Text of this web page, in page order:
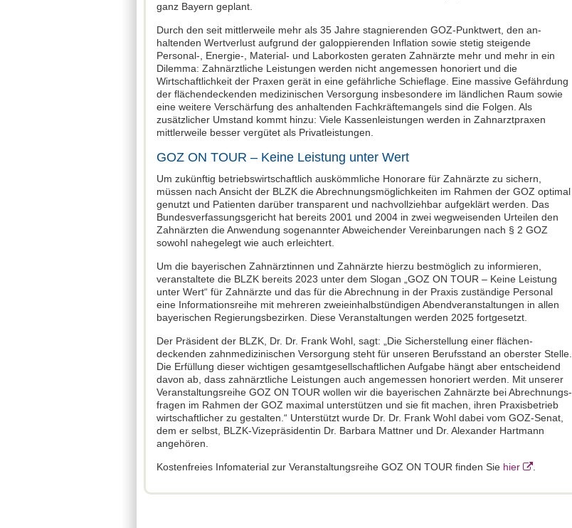
ganz Bayern geplant.
Durch den seit mittlerweile mehr als 35 Jahre stagnierenden GOZ-Punktwert, den an­
haltenden Wertverlust aufgrund der ga­loppierenden Inflation sowie stetig stei­gende
Personal-, Energie-, Material- und Laborkosten geraten Zahnärzte mehr und mehr in ein
Dilemma: Zahnärztliche Leis­tungen werden nicht angemessen hono­riert und die
Wirtschaftlichkeit der Praxen gerät in eine gefährliche Schieflage. Eine massive Gefährdung
der flächendecken­den medizinischen Versorgung insbe­sondere im ländlichen Raum sowie
eine weitere Verschärfung des anhaltenden Fachkräftemangels sind die Folgen. Als
zusätzlicher Umstand kommt hinzu: Viele Kassenleistungen werden in Zahnarztpraxen
mittlerweile besser vergütet als Privatleistungen.
GOZ ON TOUR – Keine Leistung unter Wert
Um zukünftig betriebswirtschaftlich aus­kömmliche Honorare für Zahnärzte zu sichern,
müssen nach Ansicht der BLZK die Abrechnungsmöglichkeiten im Rah­men der GOZ optimal
genutzt und Patienten darüber transparent und nachvoll­ziehbar aufgeklärt werden. Das
Bundesverfassungsgericht hat bereits 2001 und 2004 in zwei wegweisenden Urteilen den
Zahnärzten die Anwendung soge­nannter Abweichender Vereinbarungen nach § 2 GOZ
sowohl nahegelegt wie auch erleichtert.
Um die bayerischen Zahn­ärztinnen und Zahnärzte hierzu best­möglich zu informieren,
veranstaltete die BLZK bereits 2023 unter dem Slogan „GOZ ON TOUR – Keine Leistung
unter Wert“ für Zahnärzte und das für die Abrechnung in der Praxis zuständige Personal
eine Informations­reihe mit mehreren zweieinhalbstündigen Abendveranstaltungen in allen
bayeri­schen Regierungsbezirken. Diese Veranstaltungen werden 2025 fortgesetzt.
Der Präsident der BLZK, Dr. Dr. Frank Wohl, sagt: „Die Sicherstellung einer flächen­
deckenden zahnmedizinischen Versorgung steht für unseren Berufsstand an oberster Stelle.
Die Erfüllung dieser wichtigen ge­samtgesellschaftlichen Aufgabe hängt aber entscheidend
davon ab, dass zahn­ärztliche Leistungen auch angemessen honoriert werden. Mit unserer
Veranstal­tungsreihe GOZ ON TOUR wollen wir die bayerischen Zahnärzte bei Abrechnungs­
fragen im Rahmen der GOZ maximal unterstützen und sie fit machen, ihren Praxisbetrieb
wirtschaftlicher zu gestal­ten.“ Unterstützt wurde Dr. Dr. Frank Wohl dabei vom GOZ-Se­nat,
dem er selbst, BLZK-Vizepräsidentin Dr. Barbara Mattner und Dr. Alexander Hartmann
angehören.
Kostenfreies Infomaterial zur Veranstaltungsreihe GOZ ON TOUR finden Sie hier